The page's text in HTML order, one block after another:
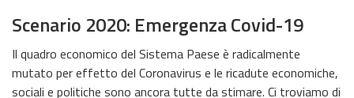
Scenario 2020: Emergenza Covid-19
Il quadro economico del Sistema Paese è radicalmente
mutato per effetto del Coronavirus e le ricadute economiche,
sociali e politiche sono ancora tutte da stimare. Ci troviamo di